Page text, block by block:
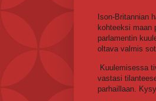
Ison-Britannian
kohteeksi maan
parlamentin
oltava valmis
Kuulemisessa
vastasi
parhaillaan.